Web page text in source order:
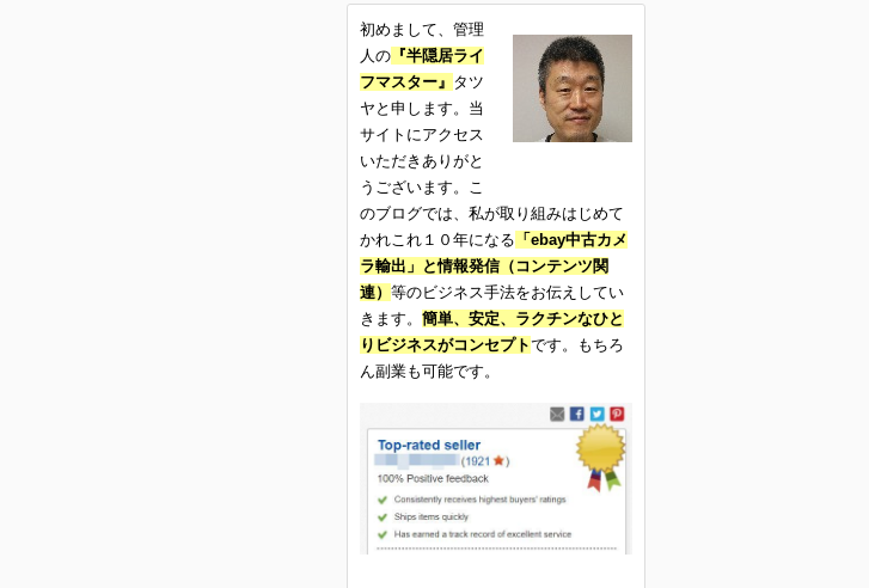
初めまして、管理
人の 『半隠居ライ
フマスター』 タツ
ヤと申します。当
サイトにアクセス
いただきありがと
うございます。こ
のブログでは、私が取り組みはじめて
かれこれ１０年になる 「ebay中古カメ
ラ輸出」と情報発信（コンテンツ関
連） 等のビジネス手法をお伝えしてい
きます。 簡単、安定、ラクチンなひと
りビジネスがコンセプトです。もちろ
ん副業も可能です。